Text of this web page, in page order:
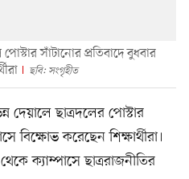
পোস্টার সাঁটানোর প্রতিবাদে বুধবার
ছবি: সংগৃহীত
দেয়ালে ছাত্রদলের পোস্টার
বিক্ষোভ করেছেন শিক্ষার্থীরা।
ক্যাম্পাসে ছাত্ররাজনীতির